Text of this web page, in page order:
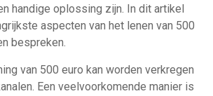
handige oplossing zijn. In dit artikel
aspecten van het lenen van 500
bespreken.
van 500 euro kan worden verkregen
Een veelvoorkomende manier is